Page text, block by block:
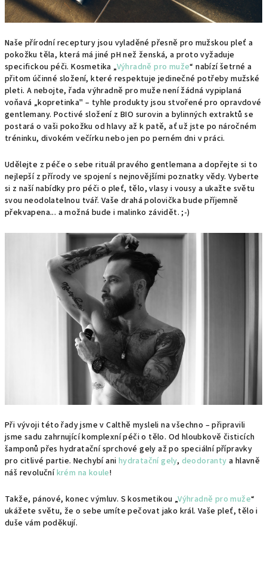
Naše přírodní receptury jsou vyladěné přesně pro mužskou pleť a
pokožku těla, která má jiné pH než ženská, a proto vyžaduje
specifickou péči. Kosmetika „Výhradně pro muže“ nabízí šetrné a
přitom účinné složení, které respektuje jedinečné potřeby mužské
pleti. A nebojte, řada výhradně pro muže není žádná vypiplaná
voňavá „kopretinka" – tyhle produkty jsou stvořené pro opravdové
gentlemany. Poctivé složení z BIO surovin a bylinných extraktů se
postará o vaši pokožku od hlavy až k patě, ať už jste po náročném
tréninku, divokém večírku nebo jen po perném dni v práci.
Udělejte z péče o sebe rituál pravého gentlemana a dopřejte si to
nejlepší z přírody ve spojení s nejnovějšími poznatky vědy. Vyberte
si z naší nabídky pro péči o pleť, tělo, vlasy i vousy a ukažte světu
svou neodolatelnou tvář. Vaše drahá polovička bude příjemně
překvapena... a možná bude i malinko závidět. ;-)
Při vývoji této řady jsme v Calthě mysleli na všechno – připravili
jsme sadu zahrnující komplexní péči o tělo. Od hloubkově čisticích
šamponů přes hydratační sprchové gely až po speciální přípravky
pro citlivé partie. Nechybí ani hydratační gely, deodoranty a hlavně
náš revolučníkrém na koule!
Takže, pánové, konec výmluv. S kosmetikou „Výhradně pro muže“
ukážete světu, že o sebe umíte pečovat jako král. Vaše pleť, tělo i
duše vám poděkují.